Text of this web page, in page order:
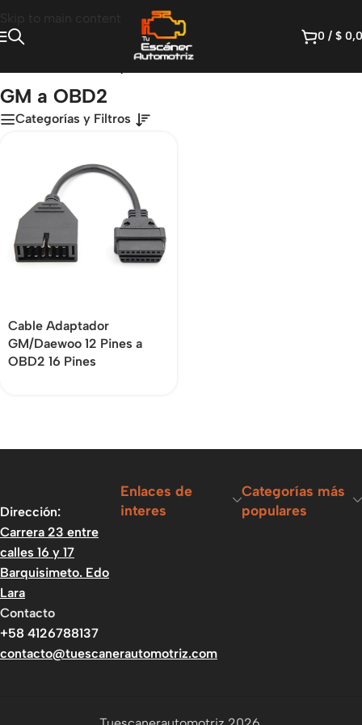
Skip to main content
0 / $
GM a OBD2
Categorías y Filtros
Cable Adaptador
GM/Daewoo 12 Pines a
OBD2 16 Pines
Dirección:
Carrera 23 entre
calles 16 y 17
Barquisimeto. Edo
Lara
Contacto
+58 4126788137
contacto@tuescanerautomotriz.com
Enlaces de
interes
Categorías más
populares